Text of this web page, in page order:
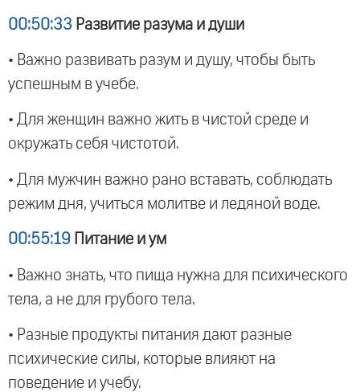
00:50:33 Развитие разума и души
• Важно развивать разум и душу, чтобы быть
успешным в учебе.
• Для женщин важно жить в чистой среде и
окружать себя чистотой.
• Для мужчин важно рано вставать, соблюдать
режим дня, учиться молитве и ледяной воде.
00:55:19 Питание и ум
• Важно знать, что пища нужна для психического
тела, а не для грубого тела.
• Разные продукты питания дают разные
психические силы, которые влияют на
поведение и учебу.